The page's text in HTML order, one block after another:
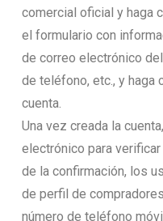
comercial oficial y haga
el formulario con
de correo electrónico
de teléfono, etc., y haga
cuenta.
Una vez creada la
electrónico para
de la confirmación, los
de perfil de
número de teléfono